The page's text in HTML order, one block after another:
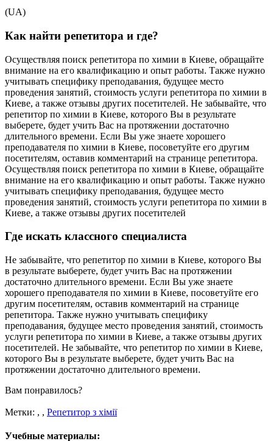
(UA)
Как найти репетитора и где?
Осуществляя поиск репетитора по химии в Киеве, обращайте
внимание на его квалификацию и опыт работы. Также нужно
учитывать специфику преподавания, будущее место
проведения занятий, стоимость услуги репетитора по химии в
Киеве, а также отзывы других посетителей. Не забывайте, что
репетитор по химии в Киеве, которого Вы в результате
выберете, будет учить Вас на протяжении достаточно
длительного времени. Если Вы уже знаете хорошего
преподавателя по химии в Киеве, посоветуйте его другим
посетителям, оставив комментарий на странице репетитора.
Осуществляя поиск репетитора по химии в Киеве, обращайте
внимание на его квалификацию и опыт работы. Также нужно
учитывать специфику преподавания, будущее место
проведения занятий, стоимость услуги репетитора по химии в
Киеве, а также отзывы других посетителей
Где искать классного специалиста
Не забывайте, что репетитор по химии в Киеве, которого Вы
в результате выберете, будет учить Вас на протяжении
достаточно длительного времени. Если Вы уже знаете
хорошего преподавателя по химии в Киеве, посоветуйте его
другим посетителям, оставив комментарий на странице
репетитора. Также нужно учитывать специфику
преподавания, будущее место проведения занятий, стоимость
услуги репетитора по химии в Киеве, а также отзывы других
посетителей. Не забывайте, что репетитор по химии в Киеве,
которого Вы в результате выберете, будет учить Вас на
протяжении достаточно длительного времени.
Вам понравилось?
Метки: , , Репетитор з хімії
Учебные материалы: